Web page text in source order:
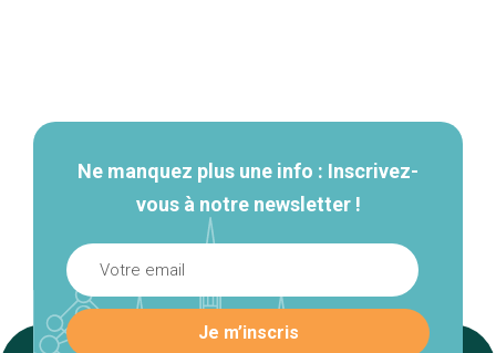
Ne manquez plus une info : Inscrivez-
vous à notre newsletter !